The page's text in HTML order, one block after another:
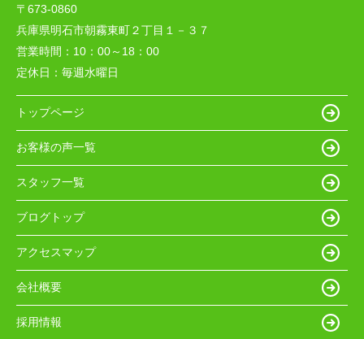
〒673-0860
兵庫県明石市朝霧東町２丁目１－３７
営業時間： 10：00～18：00
定休日： 毎週水曜日
トップページ
お客様の声一覧
スタッフ一覧
ブログトップ
アクセスマップ
会社概要
採用情報